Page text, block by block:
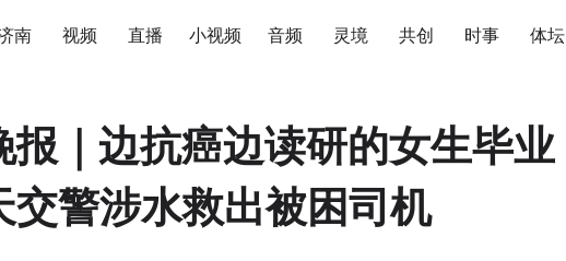
南 视频 直播 小视频 音频 灵境 共创 时事 体坛
报｜边抗癌边读研的女生毕业
交警涉水救出被困司机